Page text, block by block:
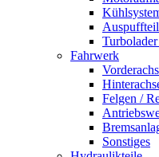
Fahrwerk
Felgen /
Sonstiges